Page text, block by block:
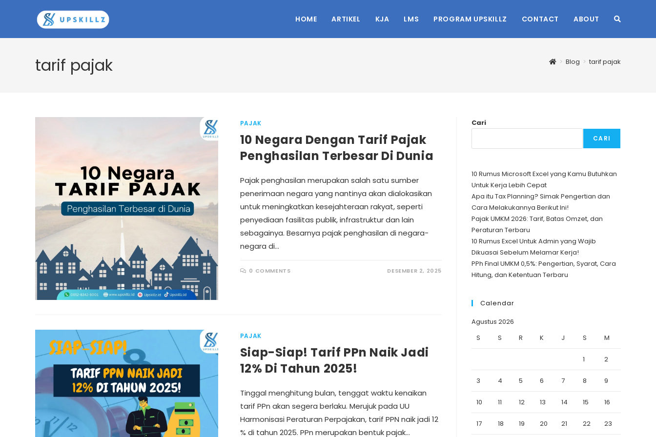
HOME ARTIKEL KJA LMS PROGRAM UPSKILLZ CONTACT ABOUT TOGGLE
WEBSITE
tarif pajak > Blog > tarif pajak
PAJAK
10 Negara Dengan Tarif Pajak
Penghasilan Terbesar Di Dunia
Pajak penghasilan merupakan salah satu sumber
penerimaan negara yang nantinya akan dialokasikan
untuk meningkatkan kesejahteraan rakyat, seperti
penyediaan fasilitas publik, infrastruktur dan lain
sebagainya. Besarnya pajak penghasilan di negara-
negara di…
0 COMMENTS DESEMBER 2, 2025
PAJAK
Siap-Siap! Tarif PPn Naik Jadi
12% Di Tahun 2025!
Tinggal menghitung bulan, tenggat waktu kenaikan
tarif PPn akan segera berlaku. Merujuk pada UU
Harmonisasi Peraturan Perpajakan, tarif PPN naik jadi 12
% di tahun 2025. PPn merupakan bentuk pajak…
Cari
CARI
10 Rumus Microsoft Excel yang Kamu Butuhkan
Untuk Kerja Lebih Cepat
Apa itu Tax Planning? Simak Pengertian dan
Cara Melakukannya Berikut Ini!
Pajak UMKM 2026: Tarif, Batas Omzet, dan
Peraturan Terbaru
10 Rumus Excel Untuk Admin yang Wajib
Dikuasai Sebelum Melamar Kerja!
PPh Final UMKM 0,5%: Pengertian, Syarat, Cara
Hitung, dan Ketentuan Terbaru
Calendar
Agustus 2026
S
S R K J S M
1 2
3 4 5 6 7 8 9
10 11 12 13 14 15 16
17 18 19 20 21 22 23